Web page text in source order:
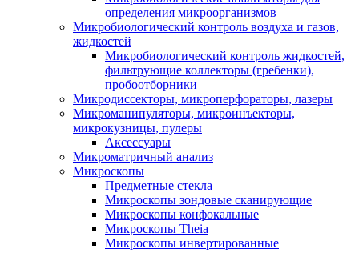
определения микроорганизмов
Микробиологический контроль воздуха и газов,
жидкостей
Микробиологический контроль жидкостей,
фильтрующие коллекторы (гребенки),
пробоотборники
Микродиссекторы, микроперфораторы, лазеры
Микроманипуляторы, микроинъекторы,
микрокузницы, пулеры
Аксессуары
Микроматричный анализ
Микроскопы
Предметные стекла
Микроскопы зондовые сканирующие
Микроскопы конфокальные
Микроскопы Theia
Микроскопы инвертированные